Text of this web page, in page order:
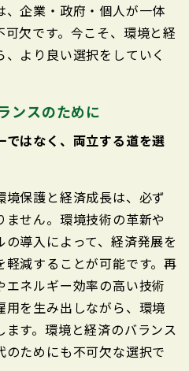
企業・政府・個人が一体
欠です。今こそ、環境と経
より良い選択をしていく
ンスのために
はなく、両立する道を選
保護と経済成長は、必ず
ません。環境技術の革新や
導入によって、経済発展を
減することが可能です。再
ネルギー効率の高い技術
を生み出しながら、環境
す。環境と経済のバランス
ためにも不可欠な選択で